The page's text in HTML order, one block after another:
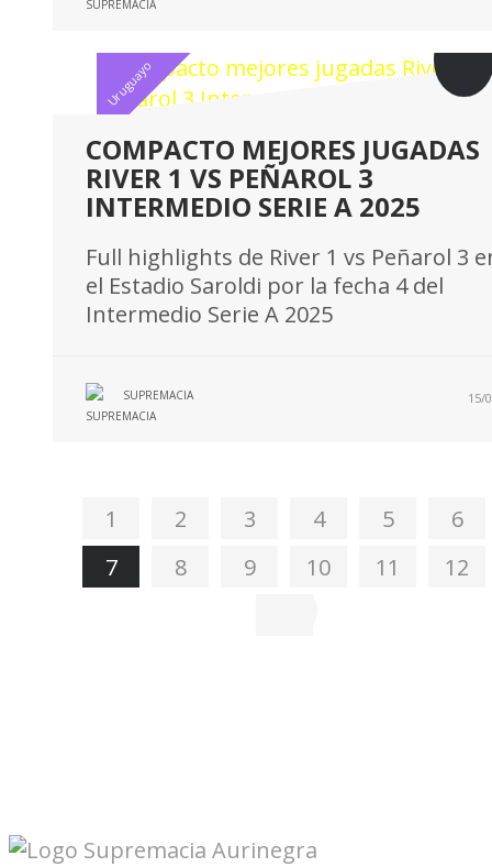
Uruguayo
COMPACTO MEJORES JUGADAS
RIVER 1 VS PEÑAROL 3
INTERMEDIO SERIE A 2025
Full highlights de River 1 vs Peñarol 3
el Estadio Saroldi por la fecha 4 del
Intermedio Serie A 2025
SUPREMACIA 15/
1 2 3 4 5
6
7
8 9 10 11 12